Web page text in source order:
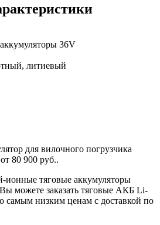
36V
литиевый
для вилочного погрузчика
80 900 руб..
ионные тяговые аккумуляторы
можете заказать тяговые АКБ Li-
самым низким ценам с доставкой по